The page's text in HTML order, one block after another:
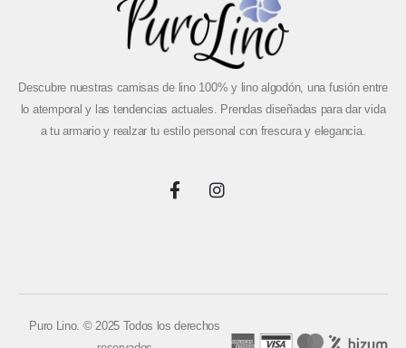
Descubre nuestras camisas de lino 100% y lino algodón, una fusión entre
lo atemporal y las tendencias actuales. Prendas diseñadas para dar vida
a tu armario y realzar tu estilo personal con frescura y elegancia.
Puro Lino. © 2025 Todos los derechos